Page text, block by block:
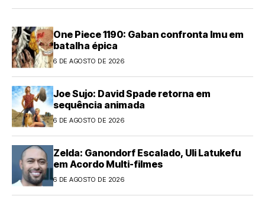
One Piece 1190: Gaban confronta Imu em
batalha épica
6 DE AGOSTO DE 2026
Joe Sujo: David Spade retorna em
sequência animada
6 DE AGOSTO DE 2026
Zelda: Ganondorf Escalado, Uli Latukefu
em Acordo Multi-filmes
6 DE AGOSTO DE 2026